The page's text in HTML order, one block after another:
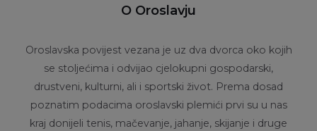
O Oroslavju
Oroslavska povijest vezana je uz dva dvorca oko kojih
se stoljećima i odvijao cjelokupni gospodarski,
drustveni, kulturni, ali i sportski život. Prema dosad
poznatim podacima oroslavski plemići prvi su u nas
kraj donijeli tenis, mačevanje, jahanje, skijanje i druge